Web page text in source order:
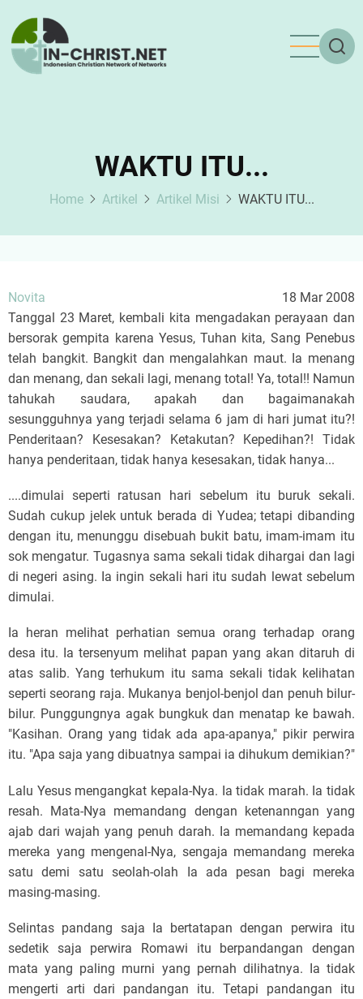
main
content
WAKTU ITU...
Home Artikel Artikel Misi WAKTU ITU...
Novita
18 Mar 2008
Tanggal 23 Maret, kembali kita mengadakan perayaan dan
bersorak gempita karena Yesus, Tuhan kita, Sang Penebus
telah bangkit. Bangkit dan mengalahkan maut. Ia menang
dan menang, dan sekali lagi, menang total! Ya, total!! Namun
tahukah saudara, apakah dan bagaimanakah
sesungguhnya yang terjadi selama 6 jam di hari jumat itu?!
Penderitaan? Kesesakan? Ketakutan? Kepedihan?! Tidak
hanya penderitaan, tidak hanya kesesakan, tidak hanya...
....dimulai seperti ratusan hari sebelum itu buruk sekali.
Sudah cukup jelek untuk berada di Yudea; tetapi dibanding
dengan itu, menunggu disebuah bukit batu, imam-imam itu
sok mengatur. Tugasnya sama sekali tidak dihargai dan lagi
di negeri asing. Ia ingin sekali hari itu sudah lewat sebelum
dimulai.
Ia heran melihat perhatian semua orang terhadap orang
desa itu. Ia tersenyum melihat papan yang akan ditaruh di
atas salib. Yang terhukum itu sama sekali tidak kelihatan
seperti seorang raja. Mukanya benjol-benjol dan penuh bilur-
bilur. Punggungnya agak bungkuk dan menatap ke bawah.
"Kasihan. Orang yang tidak ada apa-apanya," pikir perwira
itu. "Apa saja yang dibuatnya sampai ia dihukum demikian?"
Lalu Yesus mengangkat kepala-Nya. Ia tidak marah. Ia tidak
resah. Mata-Nya memandang dengan ketenanngan yang
ajab dari wajah yang penuh darah. Ia memandang kepada
mereka yang mengenal-Nya, sengaja memandang mereka
satu demi satu seolah-olah Ia ada pesan bagi mereka
masing-masing.
Selintas pandang saja Ia bertatapan dengan perwira itu
sedetik saja perwira Romawi itu berpandangan dengan
mata yang paling murni yang pernah dilihatnya. Ia tidak
mengerti arti dari pandangan itu. Tetapi pandangan itu